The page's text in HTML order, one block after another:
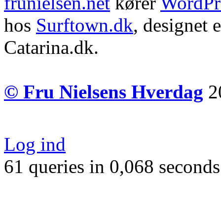
hos Surftown.dk, designet
Catarina.dk.
© Fru Nielsens Hverdag
Log ind
61 queries in 0,068